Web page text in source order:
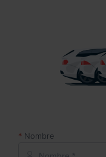
Nombre